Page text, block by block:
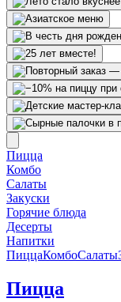
Пицца
Комбо
Салаты
Закуски
Горячие блюда
Десерты
Напитки
ПиццаКомбоСалаты
Пицца